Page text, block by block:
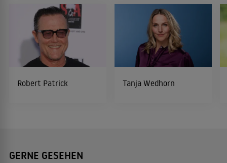
Robert Patrick Tanja Wedhorn
GERNE GESEHEN